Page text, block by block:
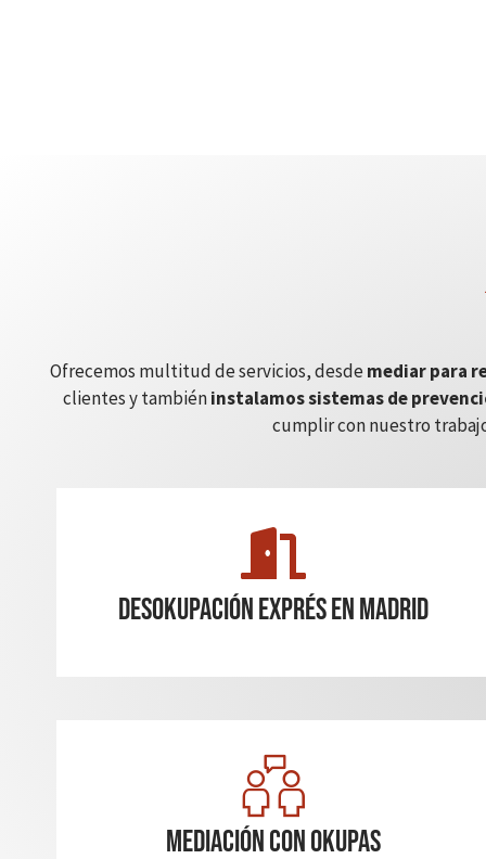
Ofrecemos multitud de servicios, desde mediar para
clientes y tambiéninstalamos sistemas de
cumplir con nuestro
Desokupación Exprés en madrid
Mediación con okupas